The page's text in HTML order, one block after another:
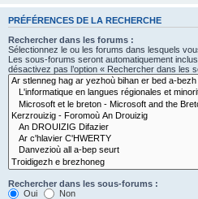
PRÉFÉRENCES DE LA RECHERCHE
Rechercher dans les forums :
Sélectionnez le ou les forums dans lesquels
Les sous-forums seront automatiquement
désactivez pas l’option « Rechercher dans les
Rechercher dans les sous-forums :
Oui
Non